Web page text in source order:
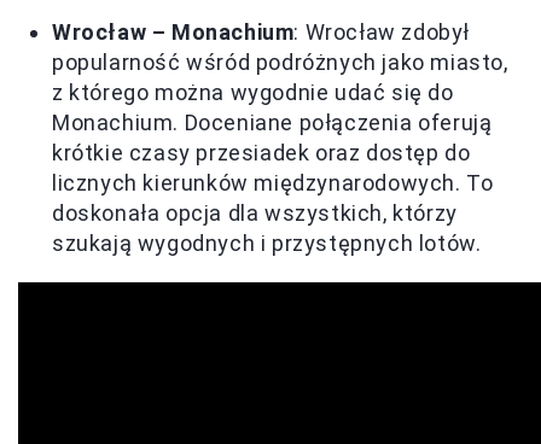
Wrocław – Monachium: Wrocław zdobył
popularność wśród podróżnych jako miasto,
z którego można wygodnie udać się do
Monachium. Doceniane połączenia oferują
krótkie czasy przesiadek oraz dostęp do
licznych kierunków międzynarodowych. To
doskonała opcja dla wszystkich, którzy
szukają wygodnych i przystępnych lotów.